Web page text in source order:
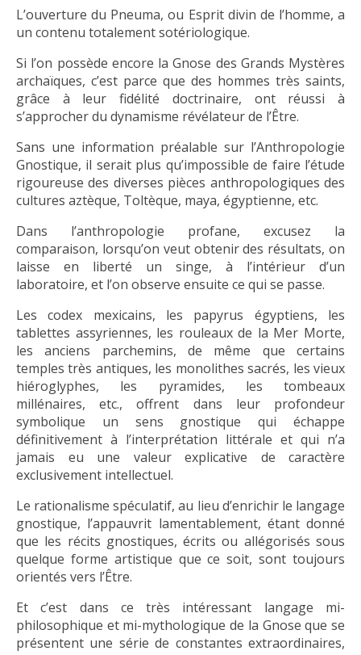
L’ouverture du Pneuma, ou Esprit divin de l’homme, a
un contenu totalement sotériologique.
Si l’on possède encore la Gnose des Grands Mystères
archaïques, c’est parce que des hommes très saints,
grâce à leur fidélité doctrinaire, ont réussi à
s’approcher du dynamisme révélateur de l’Être.
Sans une information préalable sur l’Anthropologie
Gnostique, il serait plus qu’impossible de faire l’étude
rigoureuse des diverses pièces anthropologiques des
cultures aztèque, Toltèque, maya, égyptienne, etc.
Dans l’anthropologie profane, excusez la
comparaison, lorsqu’on veut obtenir des résultats, on
laisse en liberté un singe, à l’intérieur d’un
laboratoire, et l’on observe ensuite ce qui se passe.
Les codex mexicains, les papyrus égyptiens, les
tablettes assyriennes, les rouleaux de la Mer Morte,
les anciens parchemins, de même que certains
temples très antiques, les monolithes sacrés, les vieux
hiéroglyphes, les pyramides, les tombeaux
millénaires, etc., offrent dans leur profondeur
symbolique un sens gnostique qui échappe
définitivement à l’interprétation littérale et qui n’a
jamais eu une valeur explicative de caractère
exclusivement intellectuel.
Le rationalisme spéculatif, au lieu d’enrichir le langage
gnostique, l’appauvrit lamentablement, étant donné
que les récits gnostiques, écrits ou allégorisés sous
quelque forme artistique que ce soit, sont toujours
orientés vers l’Être.
Et c’est dans ce très intéressant langage mi-
philosophique et mi-mythologique de la Gnose que se
présentent une série de constantes extraordinaires,